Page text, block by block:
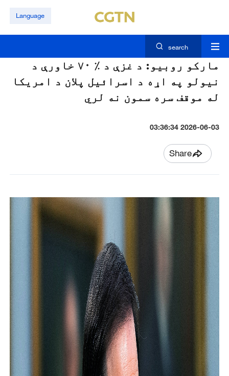
Language
search
مارکو روبيو: د غزې د ٪ ۷۰ خاورې د
نيولو په اړه د اسرائيل پلان د امريکا
له موقف سره سمون نه لري
2026-06-03 03:36:34
Share